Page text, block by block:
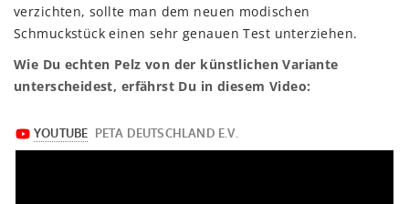
verzichten, sollte man dem neuen modischen
Schmuckstück einen sehr genauen Test unterziehen.
Wie Du echten Pelz von der künstlichen Variante
unterscheidest, erfährst Du in diesem Video: